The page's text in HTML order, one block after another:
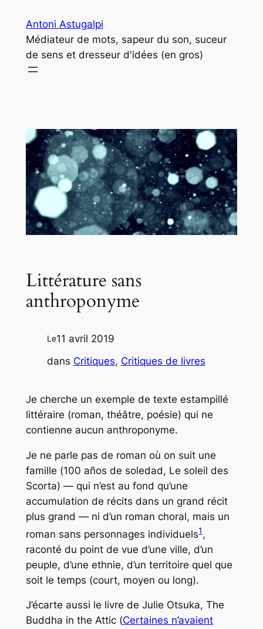
contenu
Antoni Astugalpi
Médiateur de mots, sapeur du son, suceur
de sens et dresseur d'idées (en gros)
Littérature sans
anthroponyme
Le11 avril 2019
dans Critiques, Critiques de livres
Je cherche un exemple de texte estampillé
littéraire (roman, théâtre, poésie) qui ne
contienne aucun anthroponyme.
Je ne parle pas de roman où on suit une
famille (100 años de soledad, Le soleil des
Scorta) — qui n’est au fond qu’une
accumulation de récits dans un grand récit
plus grand — ni d’un roman choral, mais un
roman sans personnages individuels1,
raconté du point de vue d’une ville, d’un
peuple, d’une ethnie, d’un territoire quel que
soit le temps (court, moyen ou long).
J’écarte aussi le livre de Julie Otsuka, The
Buddha in the Attic(Certaines n’avaient